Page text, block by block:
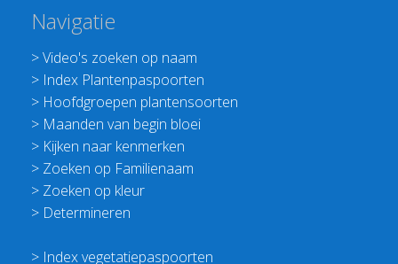
Navigatie
>Video's zoeken op naam
> Index Plantenpaspoorten
> Hoofdgroepen plantensoorten
> Maanden van begin bloei
> Kijken naar kenmerken
> Zoeken op Familienaam
> Zoeken op kleur
> Determineren
> Index vegetatiepaspoorten